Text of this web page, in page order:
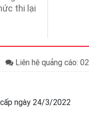
thi lại
Liên hệ quảng cáo:
ngày 24/3/2022